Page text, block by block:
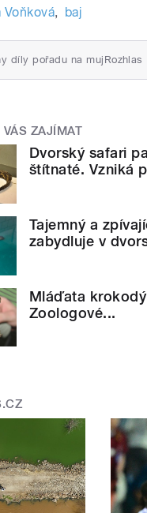
Voňková, baj
díly pořadu na mujRozhlas
ZAJÍMAT
Dvorský safari
štítnaté. Vzniká
Tajemný a
zabydluje v
Mláďata
Zoologové...